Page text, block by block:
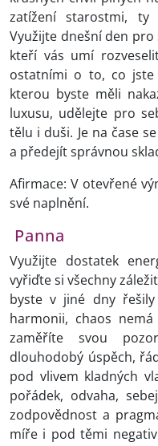
zatížení starostmi,
Využijte dnešní den
kteří vás umí
ostatními o to, co jste
kterou byste měli
luxusu, udělejte pro
tělu i duši. Je na čase
a předejít správnou
Afirmace: V otevřené
své naplnění.
Panna
Využijte dostatek
vyřiďte si všechny
byste v jiné dny
harmonii, chaos
zaměříte svou
dlouhodobý úspěch,
pod vlivem kladných
pořádek, odvaha,
zodpovědnost a
míře i pod těmi